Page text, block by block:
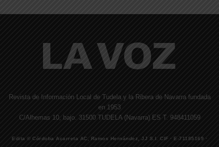
Revista de Información Local de Tudela y la Ribera de Navarra fundada
en 1953
C/Alhemas 10, bajo. 31500 TUDELA (Navarra) ES T. 948411059
Edita © Córdoba Acarreta AC, Ramos Hernández, JJ S.I. CIF · E-71185169 ·